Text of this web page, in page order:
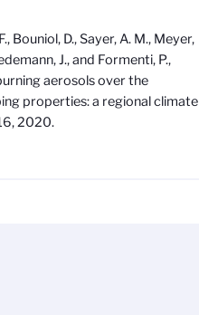
Bouniol, D., Sayer, A. M., Meyer,
J., and Formenti, P.,
aerosols over the
properties: a regional climate
2020.